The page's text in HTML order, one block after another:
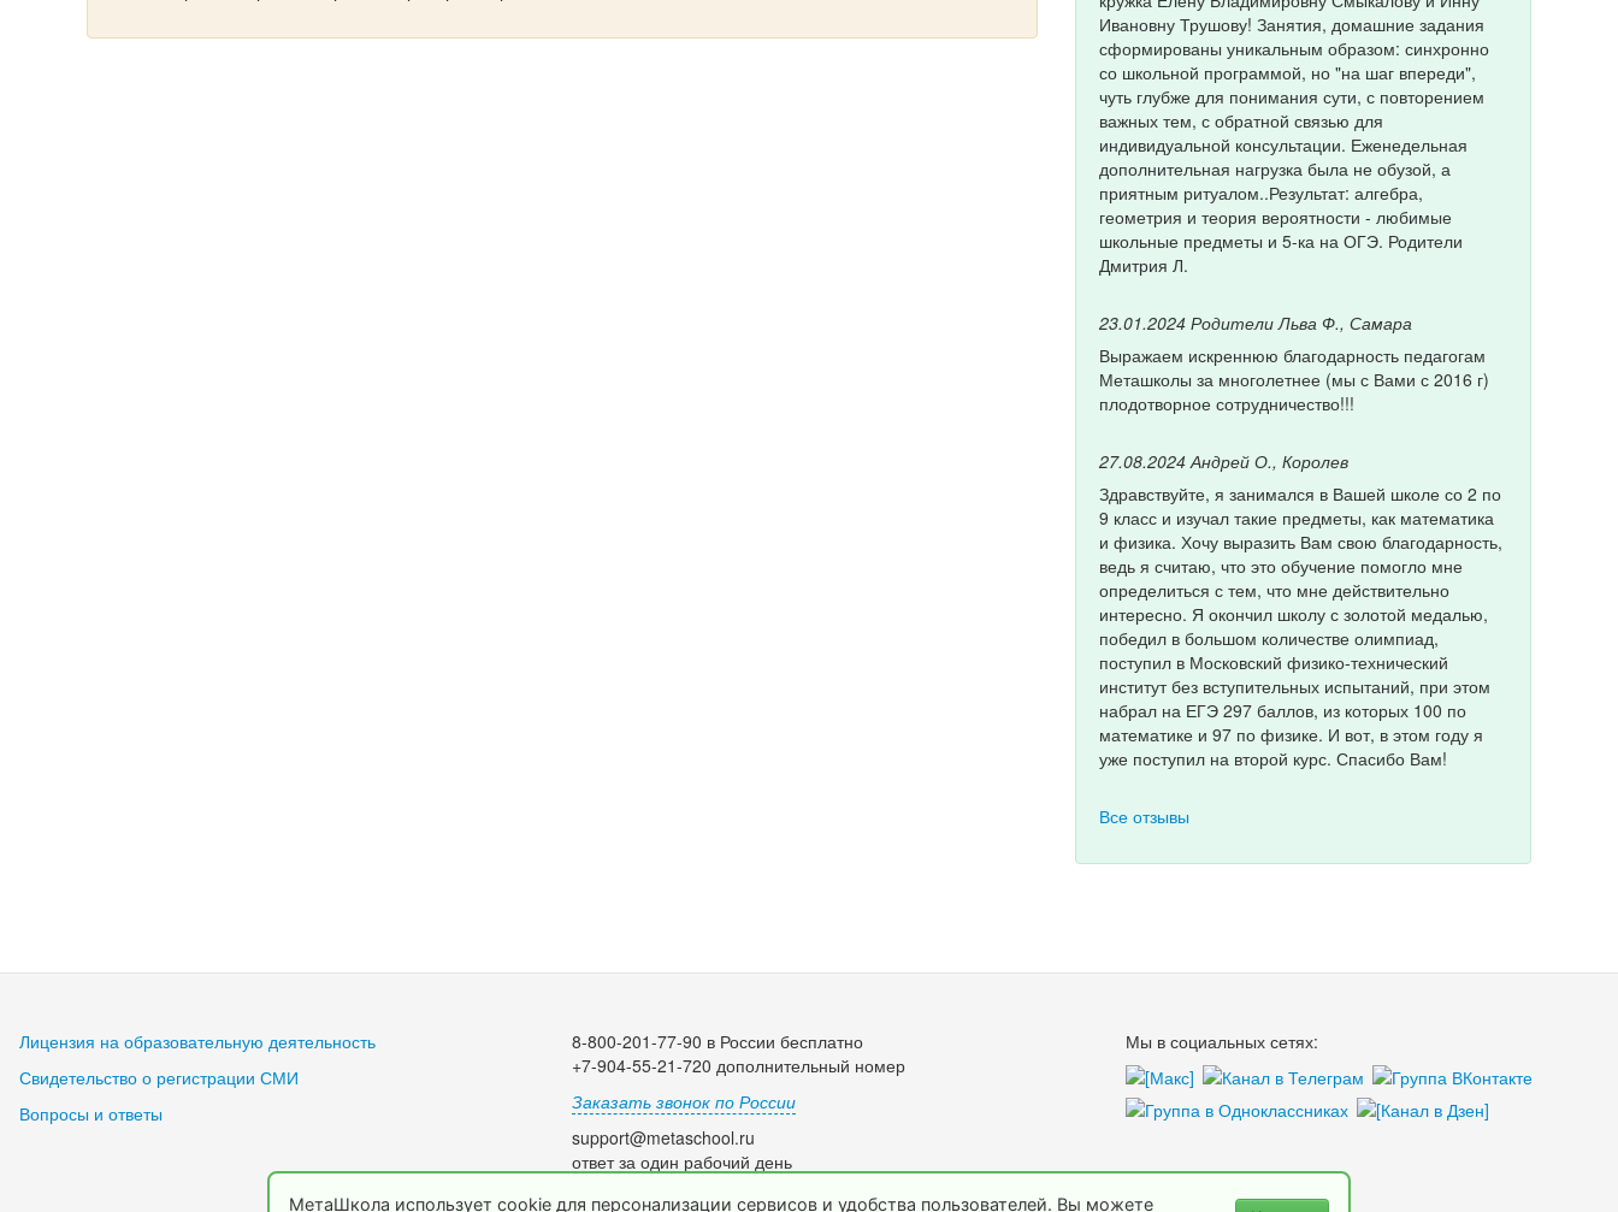
Ивановну Трушову! Занятия, домашние задания
сформированы уникальным образом: синхронно
со школьной программой, но "на шаг впереди",
чуть глубже для понимания сути, с повторением
важных тем, с обратной связью для
индивидуальной консультации. Еженедельная
дополнительная нагрузка была не обузой, а
приятным ритуалом..Результат: алгебра,
геометрия и теория вероятности - любимые
школьные предметы и 5-ка на ОГЭ. Родители
Дмитрия Л.
23.01.2024Родители Льва Ф., Самара
Выражаем искреннюю благодарность педагогам
Меташколы за многолетнее (мы с Вами с 2016 г)
плодотворное сотрудничество!!!
27.08.2024Андрей О., Королев
Здравствуйте, я занимался в Вашей школе со 2 по
9 класс и изучал такие предметы, как математика
и физика. Хочу выразить Вам свою благодарность,
ведь я считаю, что это обучение помогло мне
определиться с тем, что мне действительно
интересно. Я окончил школу с золотой медалью,
победил в большом количестве олимпиад,
поступил в Московский физико-технический
институт без вступительных испытаний, при этом
набрал на ЕГЭ 297 баллов, из которых 100 по
математике и 97 по физике. И вот, в этом году я
уже поступил на второй курс. Спасибо Вам!
Все отзывы
Лицензия на образовательную деятельность
Свидетельство о регистрации СМИ
Вопросы и ответы
8-800-201-77-90 в России бесплатно
+7-904-55-21-720 дополнительный номер
Заказать звонок по России
support@metaschool.ru
ответ за один рабочий день
Мы в социальных сетях:
МетаШкола использует cookie для персонализации сервисов и удобства пользователей. Вы можете